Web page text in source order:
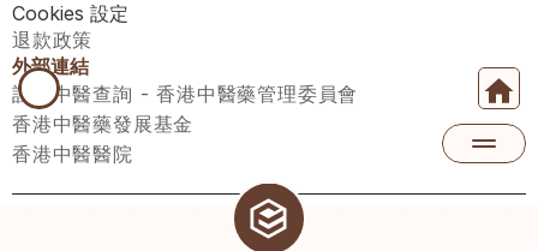
Cookies 設定
退款政策
外部連結
註冊中醫查詢 - 香港中醫藥管理委員會
香港中醫藥發展基金
香港中醫醫院
醫師匯有限公司 ECWAY LIMITED Copyright 2026© All rights